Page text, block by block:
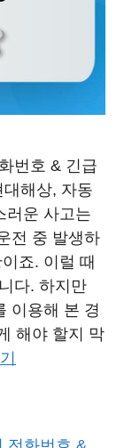
번호 & 긴급
해상, 자동
러운 사고는
전 중 발생하
죠. 이럴 때
다. 하지만
이용해 본 경
해야 할지 막